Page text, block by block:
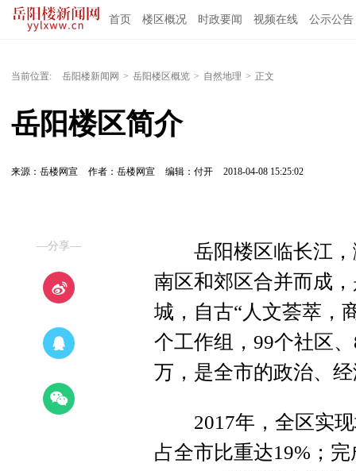
首页 楼区概况 时政要闻 视频在线 公示公告
当前位置: 岳阳楼新闻网 > 岳阳楼区概览 > 自然地理 > 正文
岳阳楼区简介
来源：岳楼网宣 作者：岳楼网宣 编辑：付开 2018-04-08 15:25:02
—分享—
岳阳楼区临长江，
南区和郊区合并而成
城，自古“人文荟萃，
个工作组，99个社区
万，是全市的政治、
2017年，全区实现
占全市比重达19%；